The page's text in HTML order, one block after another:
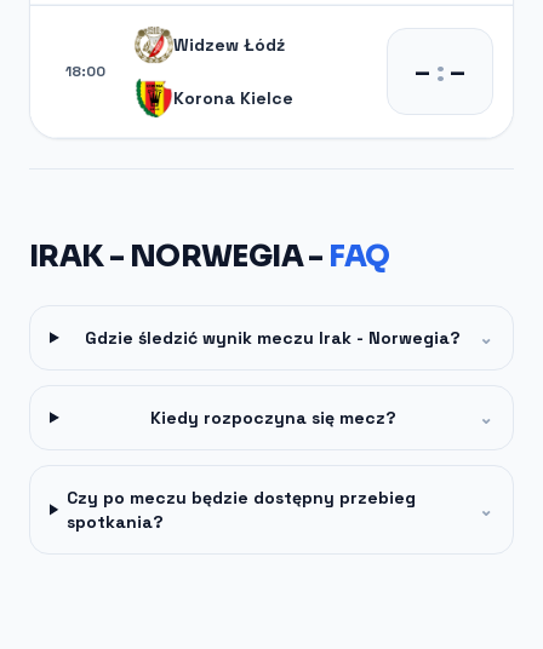
18:00
Widzew Łódź
Korona Kielce
– :–
IRAK - NORWEGIA - FAQ
Gdzie śledzić wynik meczu Irak - Norwegia? ⌄
Kiedy rozpoczyna się mecz? ⌄
Czy po meczu będzie dostępny przebieg
spotkania?
⌄